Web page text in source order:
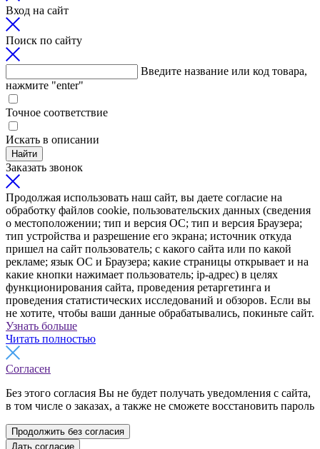
Вход на сайт
Поиск по сайту
Введите название или код товара,
нажмите "enter"
Точное соответствие
Искать в описании
Найти
Заказать звонок
Продолжая использовать наш сайт, вы даете согласие на
обработку файлов cookie, пользовательских данных (сведения
о местоположении; тип и версия ОС; тип и версия Браузера;
тип устройства и разрешение его экрана; источник откуда
пришел на сайт пользователь; с какого сайта или по какой
рекламе; язык ОС и Браузера; какие страницы открывает и на
какие кнопки нажимает пользователь; ip-адрес) в целях
функционирования сайта, проведения ретаргетинга и
проведения статистических исследований и обзоров. Если вы
не хотите, чтобы ваши данные обрабатывались, покиньте сайт.
Узнать больше
Читать полностью
Согласен
Без этого согласия Вы не будет получать уведомления с сайта,
в том числе о заказах, а также не сможете восстановить пароль
Продолжить без согласия
Дать согласие